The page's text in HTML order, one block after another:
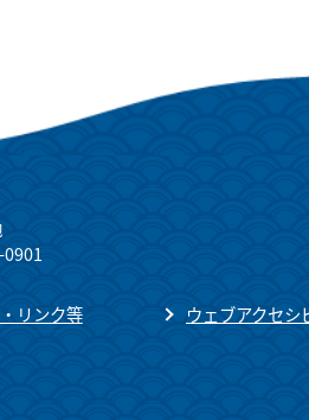
リンク等 ウェブアクセシ